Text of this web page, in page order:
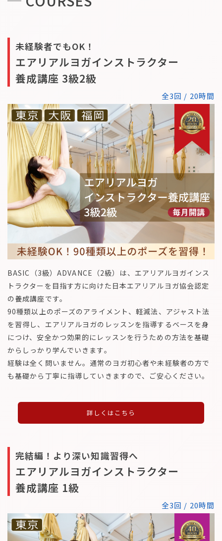
未経験者でもOK！
エアリアルヨガインストラクター
養成講座 3級2級
全3回 / 20時間
BASIC（3級）ADVANCE（2級）は、エアリアルヨガインス
トラクターを目指す方に向けた日本エアリアルヨガ協会認定
の養成講座です。
90種類以上のポーズのアライメント、軽減法、アジャスト法
を習得し、エアリアルヨガのレッスンを指導するベースを身
につけ、安全かつ効果的にレッスンを行うための方法を基礎
からしっかり学んでいきます。
経験は全く問いません。通常のヨガ初心者や未経験者の方で
も基礎から丁寧に指導していきますので、ご安心ください。
詳しくはこちら
完結編！より深い知識習得へ
エアリアルヨガインストラクター
養成講座 1級
全3回 / 20時間